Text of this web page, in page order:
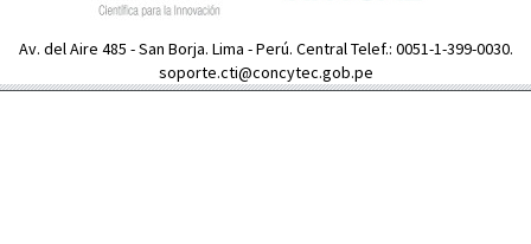
Av. del Aire 485 - San Borja. Lima - Perú. Central Telef.: 0051-1-399-0030.
soporte.cti@concytec.gob.pe